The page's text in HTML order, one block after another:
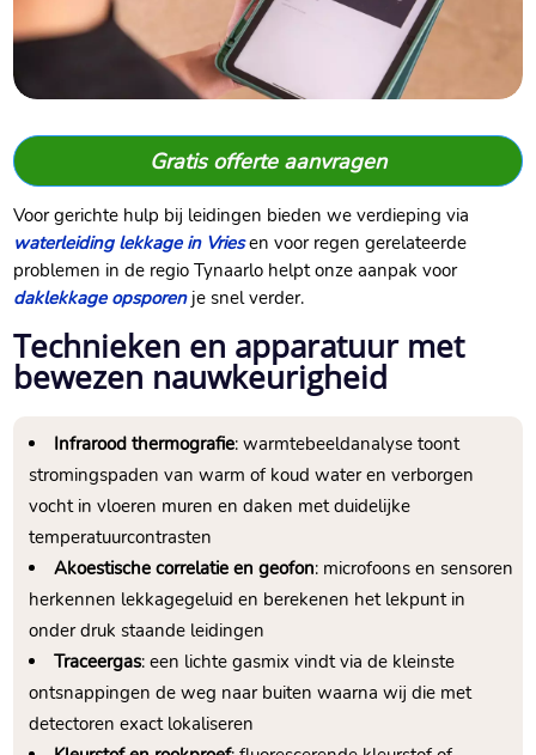
Gratis offerte aanvragen
Voor gerichte hulp bij leidingen bieden we verdieping via
waterleiding lekkage in Vriesen voor regen gerelateerde
problemen in de regio Tynaarlo helpt onze aanpak voor
daklekkage opsporenje snel verder.
Technieken en apparatuur met
bewezen nauwkeurigheid
Infrarood thermografie: warmtebeeldanalyse toont
stromingspaden van warm of koud water en verborgen
vocht in vloeren muren en daken met duidelijke
temperatuurcontrasten
Akoestische correlatie en geofon: microfoons en sensoren
herkennen lekkagegeluid en berekenen het lekpunt in
onder druk staande leidingen
Traceergas: een lichte gasmix vindt via de kleinste
ontsnappingen de weg naar buiten waarna wij die met
detectoren exact lokaliseren